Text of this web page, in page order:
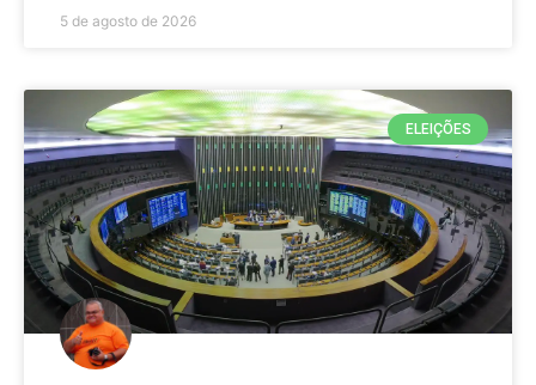
5 de agosto de 2026
ELEIÇÕES